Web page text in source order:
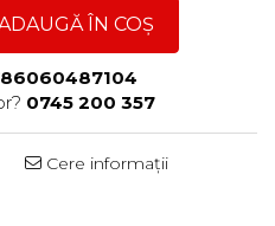
ÎN COȘ
0745 200 357
Cere informații